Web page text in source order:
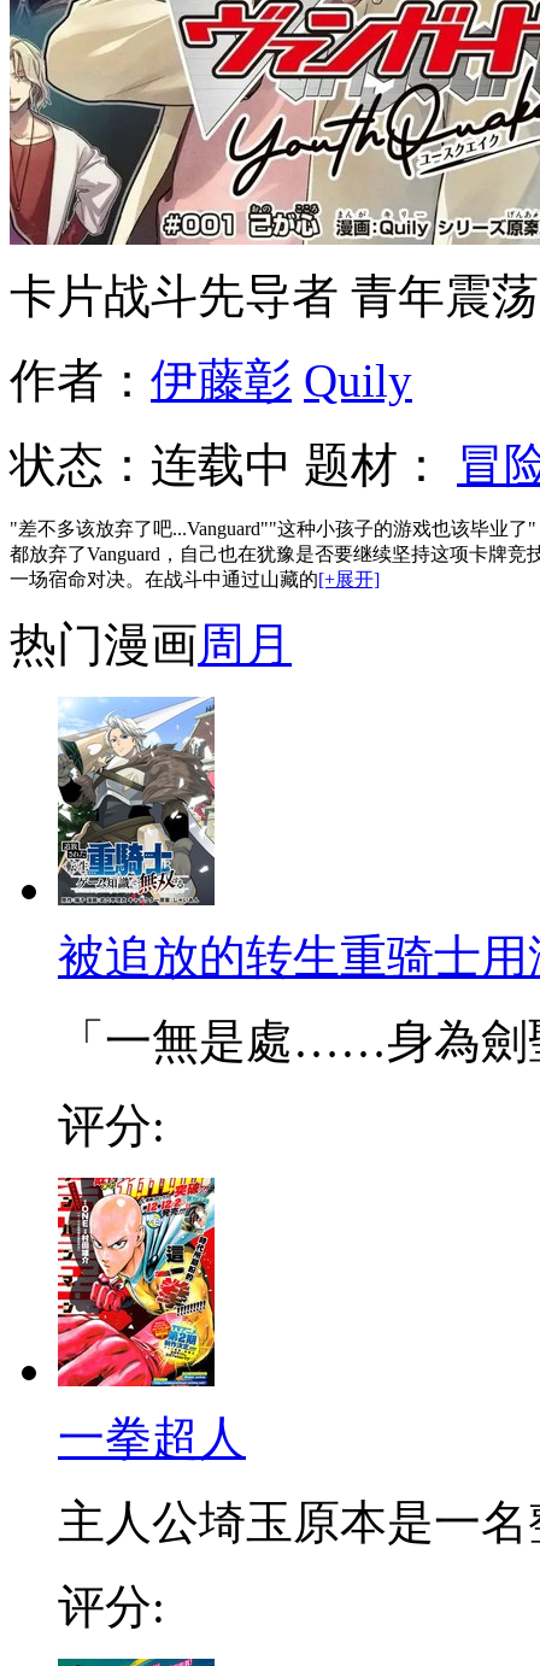
卡片战斗先导者 青年震
作者： 伊藤彰 Quily
状态： 连载中 题材： 冒
"差不多该放弃了吧...Vanguard""这种小孩子的游戏也该毕业
都放弃了Vanguard，自己也在犹豫是否要继续坚持这项卡牌
一场宿命对决。在战斗中通过山藏的[+展开]
热门漫画周 月
被追放的转生重骑士
「一無是處……身為劍
评分:
一拳超人
主人公埼玉原本是一名
评分: